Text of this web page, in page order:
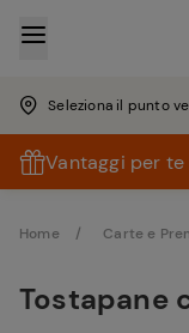
Seleziona il punto
Vantaggi per te
Home Carte e
Tostapane